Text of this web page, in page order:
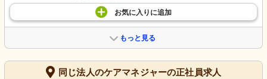
お気に入り に追加
もっと見る
同じ法人のケアマネジャーの正社員求人